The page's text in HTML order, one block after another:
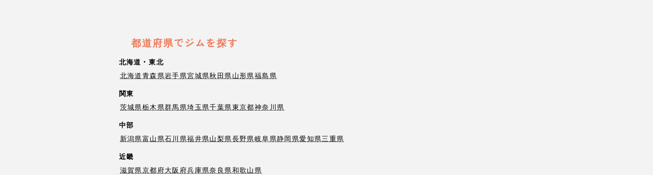
都道府県でジムを探す
北海道・東北
北海道青森県岩手県宮城県秋田県山形県福島県
関東
茨城県栃木県群馬県埼玉県千葉県東京都神奈川県
中部
新潟県富山県石川県福井県山梨県長野県岐阜県静岡県愛知県三重県
近畿
滋賀県京都府大阪府兵庫県奈良県和歌山県